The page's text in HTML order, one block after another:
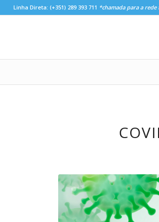
Linha Direta: (+351) 289 393 711 *chamada para a rede